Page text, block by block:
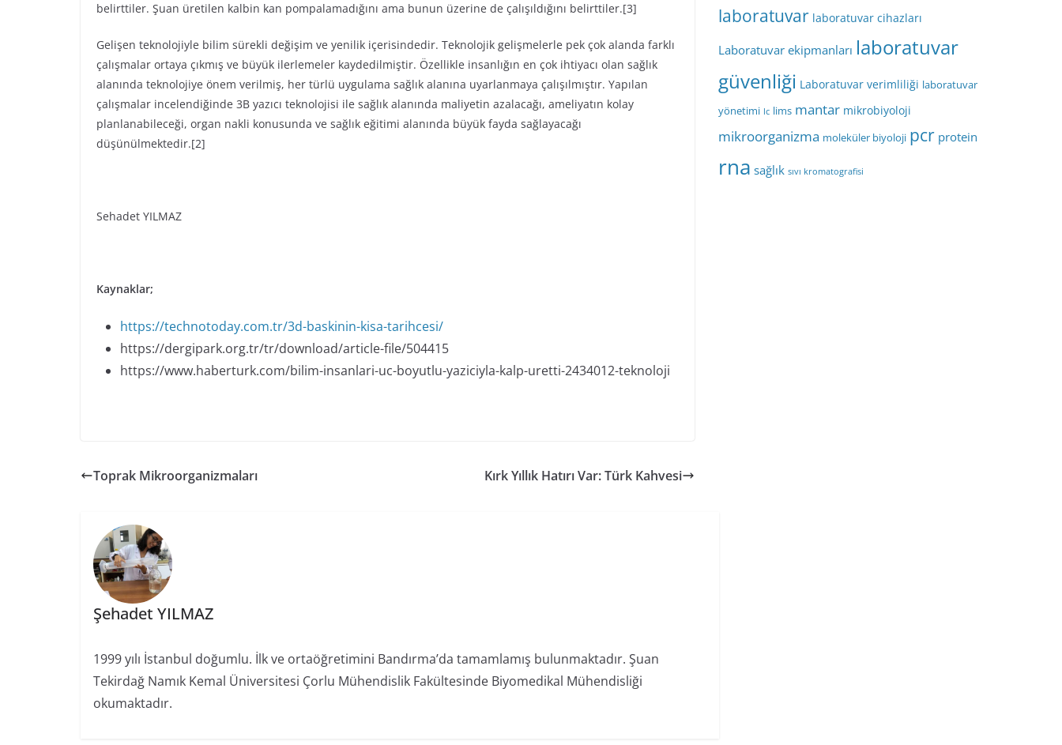
belirttiler. Şuan üretilen kalbin kan pompalamadığını ama bunun üzerine de çalışıldığını belirttiler.[3]
Gelişen teknolojiyle bilim sürekli değişim ve yenilik içerisindedir. Teknolojik gelişmelerle pek çok alanda farklı
çalışmalar ortaya çıkmış ve büyük ilerlemeler kaydedilmiştir. Özellikle insanlığın en çok ihtiyacı olan sağlık
alanında teknolojiye önem verilmiş, her türlü uygulama sağlık alanına uyarlanmaya çalışılmıştır. Yapılan
çalışmalar incelendiğinde 3B yazıcı teknolojisi ile sağlık alanında maliyetin azalacağı, ameliyatın kolay
planlanabileceği, organ nakli konusunda ve sağlık eğitimi alanında büyük fayda sağlayacağı
düşünülmektedir.[2]
Sehadet YILMAZ
Kaynaklar;
https://technotoday.com.tr/3d-baskinin-kisa-tarihcesi/
https://dergipark.org.tr/tr/download/article-file/504415
https://www.haberturk.com/bilim-insanlari-uc-boyutlu-yaziciyla-kalp-uretti-2434012-teknoloji
Toprak Mikroorganizmaları Kırk Yıllık Hatırı Var: Türk Kahvesi
Şehadet YILMAZ
1999 yılı İstanbul doğumlu. İlk ve ortaöğretimini Bandırma’da tamamlamış bulunmaktadır. Şuan
Tekirdağ Namık Kemal Üniversitesi Çorlu Mühendislik Fakültesinde Biyomedikal Mühendisliği
okumaktadır.
laboratuvar laboratuvar cihazları
Laboratuvar ekipmanları laboratuvar
güvenliği Laboratuvar verimliliği laboratuvar
yönetimi lc lims mantar mikrobiyoloji
mikroorganizma moleküler biyoloji pcr protein
rna sağlık sıvı kromatografisi